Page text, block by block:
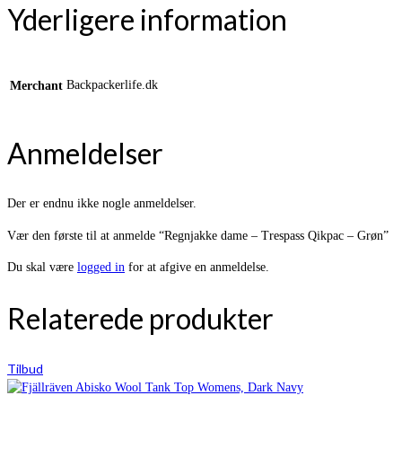
Yderligere information
Merchant Backpackerlife.dk
Anmeldelser
Der er endnu ikke nogle anmeldelser.
Vær den første til at anmelde “Regnjakke dame – Trespass Qikpac – Grøn”
Du skal være logged in for at afgive en anmeldelse.
Relaterede produkter
Tilbud